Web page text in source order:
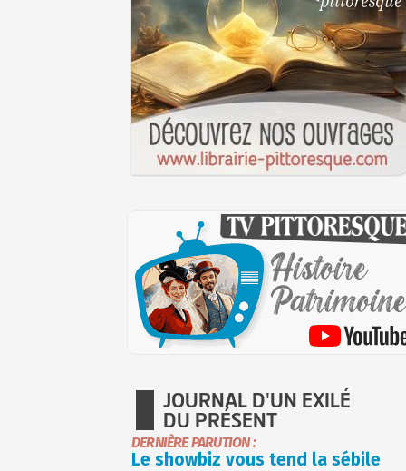
JOURNAL D'UN EXILÉ
DU PRÉSENT
DERNIÈRE PARUTION :
Le showbiz vous tend la sébile